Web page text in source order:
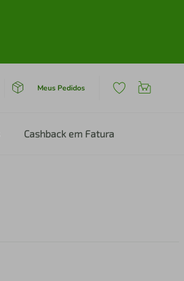
Meus Pedidos
Cashback em Fatura